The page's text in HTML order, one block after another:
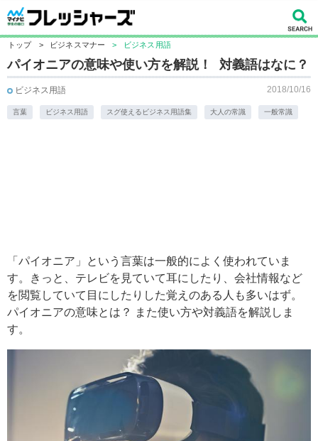
トップ > ビジネスマナー > ビジネス用語
パイオニアの意味や使い方を解説！ 対義語はなに？
ビジネス用語 2018/10/16
言葉 ビジネス用語 スグ使えるビジネス用語集 大人の常識 一般常識
「パイオニア」という言葉は一般的によく使われていま
す。きっと、テレビを見ていて耳にしたり、会社情報など
を閲覧していて目にしたりした覚えのある人も多いはず。
パイオニアの意味とは？ また使い方や対義語を解説しま
す。